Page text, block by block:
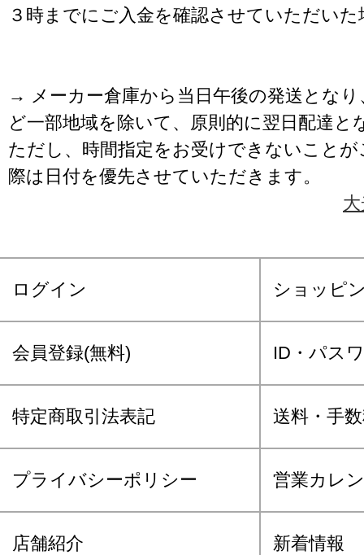
３時までにご入金を確認させていただいた
→ メーカー倉庫から当日午後の発送となり
ど一部地域を除いて、原則的に翌日配達と
ただし、時間指定をお受けできないこと
際は日付を優先させていただきます。
ログイン ショッピ
会員登録(無料) ID・パス
特定商取引法表記 送料・手
プライバシーポリシー 営業カレ
店舗紹介 新着情報